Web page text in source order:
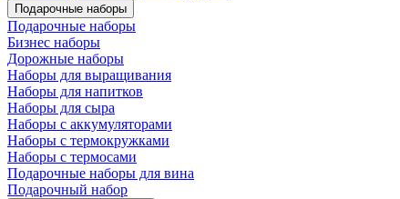
Подарочные наборы
Подарочные наборы
Бизнес наборы
Дорожные наборы
Наборы для выращивания
Наборы для напитков
Наборы для сыра
Наборы с аккумуляторами
Наборы с термокружками
Наборы с термосами
Подарочные наборы для вина
Подарочный набор